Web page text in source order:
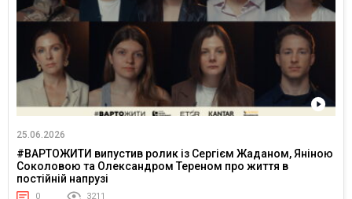
25.06.2026
#ВАРТОЖИТИ випустив ролик із Сергієм Жаданом, Яніною
Соколовою та Олександром Тереном про життя в
постійній напрузі
0 3211